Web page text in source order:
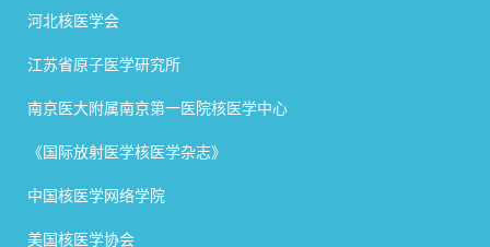
河北核医学会
江苏省原子医学研究所
南京医大附属南京第一医院核医学中心
《国际放射医学核医学杂志》
中国核医学网络学院
美国核医学协会